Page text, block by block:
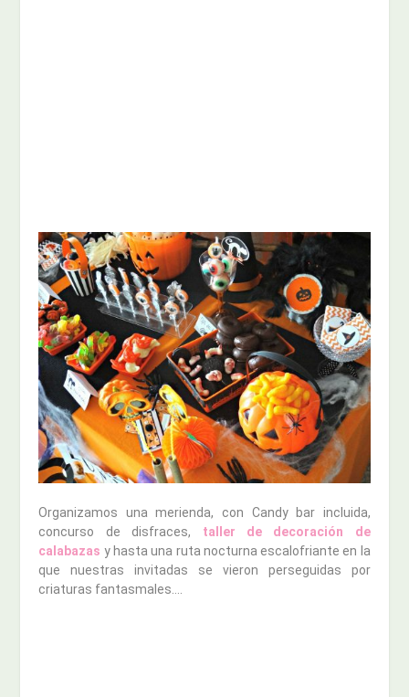
Organizamos una merienda, con Candy bar incluida,
concurso de disfraces, taller de decoración de
calabazas y hasta una ruta nocturna escalofriante en la
que nuestras invitadas se vieron perseguidas por
criaturas fantasmales….